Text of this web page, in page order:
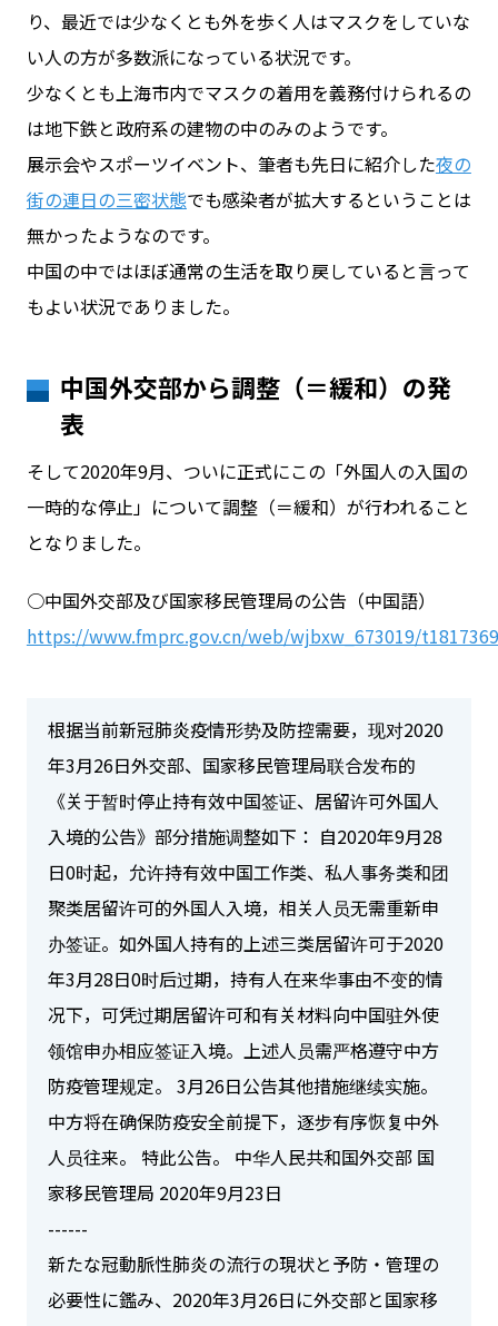
り、最近では少なくとも外を歩く人はマスクをしていな
い人の方が多数派になっている状況です。
少なくとも上海市内でマスクの着用を義務付けられるの
は地下鉄と政府系の建物の中のみのようです。
展示会やスポーツイベント、筆者も先日に紹介した夜の
街の連日の三密状態でも感染者が拡大するということは
無かったようなのです。
中国の中ではほぼ通常の生活を取り戻していると言って
もよい状況でありました。
中国外交部から調整（＝緩和）の発
表
そして2020年9月、ついに正式にこの「外国人の入国の
一時的な停止」について調整（＝緩和）が行われること
となりました。
○中国外交部及び国家移民管理局の公告（中国語）
https://www.fmprc.gov.cn/web/wjbxw_673019/
根据当前新冠肺炎疫情形势及防控需要，现对2020
年3月26日外交部、国家移民管理局联合发布的
《关于暂时停止持有效中国签证、居留许可外国人
入境的公告》部分措施调整如下： 自2020年9月28
日0时起，允许持有效中国工作类、私人事务类和团
聚类居留许可的外国人入境，相关人员无需重新申
办签证。如外国人持有的上述三类居留许可于2020
年3月28日0时后过期，持有人在来华事由不变的情
况下，可凭过期居留许可和有关材料向中国驻外使
领馆申办相应签证入境。上述人员需严格遵守中方
防疫管理规定。 3月26日公告其他措施继续实施。
中方将在确保防疫安全前提下，逐步有序恢复中外
人员往来。 特此公告。 中华人民共和国外交部 国
家移民管理局 2020年9月23日
------
新たな冠動脈性肺炎の流行の現状と予防・管理の
必要性に鑑み、2020年3月26日に外交部と国家移